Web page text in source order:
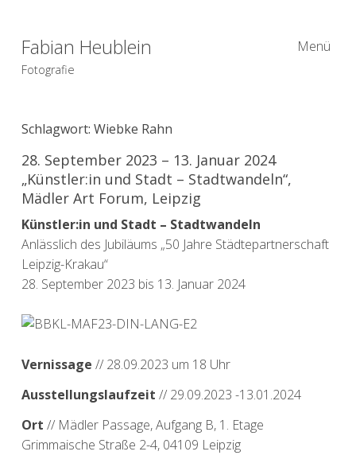
Fabian Heublein
Fotografie
Menü
Schlagwort: Wiebke Rahn
28. September 2023 – 13. Januar 2024
„Künstler:in und Stadt – Stadtwandeln​“,
Mädler Art Forum, Leipzig
Künstler:in und Stadt – Stadtwandeln
Anlässlich des Jubiläums „50 Jahre Städtepartnerschaft
Leipzig-Krakau“
28. September 2023 bis 13. Januar 2024
Vernissage // 28.09.2023 um 18 Uhr
Ausstellungslaufzeit // 29.09.2023 -13.01.2024
Ort // Mädler Passage, Aufgang B, 1. Etage
Grimmaische Straße 2-4, 04109 Leipzig